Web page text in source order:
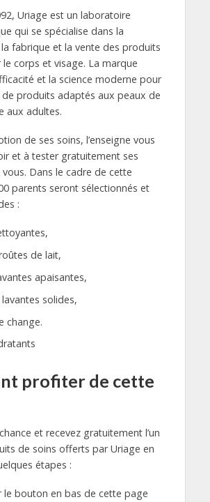
Uriage est un laboratoire
qui se spécialise dans la
fabrique et la vente des produits
corps et visage. La marque
et la science moderne pour
produits adaptés aux peaux de
aux adultes.
de ses soins, l’enseigne vous
et à tester gratuitement ses
Dans le cadre de cette
parents seront sélectionnés et
:
de lait,
apaisantes,
solides,
change.
profiter de cette
et recevez gratuitement l’un
de soins offerts par Uriage en
étapes :
le bouton en bas de cette page